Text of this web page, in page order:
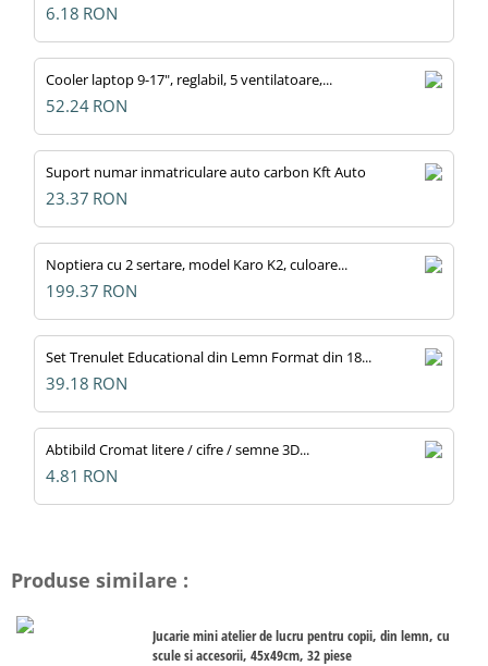
6.18 RON
Cooler laptop 9-17", reglabil, 5 ventilatoare,...
52.24 RON
Suport numar inmatriculare auto carbon Kft Auto
23.37 RON
Noptiera cu 2 sertare, model Karo K2, culoare...
199.37 RON
Set Trenulet Educational din Lemn Format din 18...
39.18 RON
Abtibild Cromat litere / cifre / semne 3D...
4.81 RON
Produse similare :
Jucarie mini atelier de lucru pentru copii, din lemn, cu
scule si accesorii, 45x49cm, 32 piese